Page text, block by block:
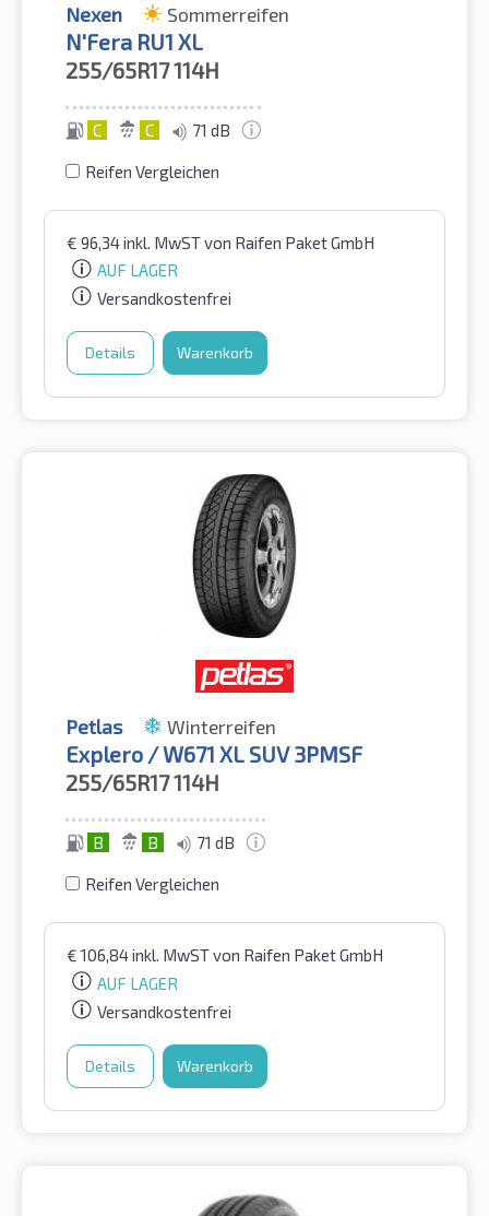
Nexen Sommerreifen
N'Fera RU1 XL
255/65R17114H
C C 71 dB
Reifen Vergleichen
€ 96,34inkl. MwSTvon Raifen Paket GmbH
AUF LAGER
Versandkostenfrei
Details Warenkorb
Petlas Winterreifen
Explero / W671 XL SUV 3PMSF
255/65R17114H
B B 71 dB
Reifen Vergleichen
€ 106,84inkl. MwSTvon Raifen Paket GmbH
AUF LAGER
Versandkostenfrei
Details Warenkorb